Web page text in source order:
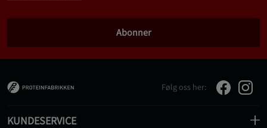
Abonner
Følg oss her:
KUNDESERVICE